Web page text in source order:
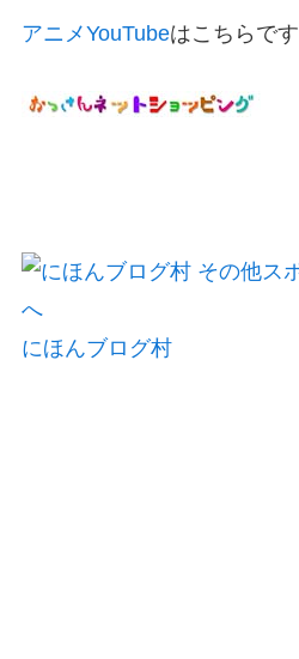
アニメYouTubeはこちらです
にほんブログ村